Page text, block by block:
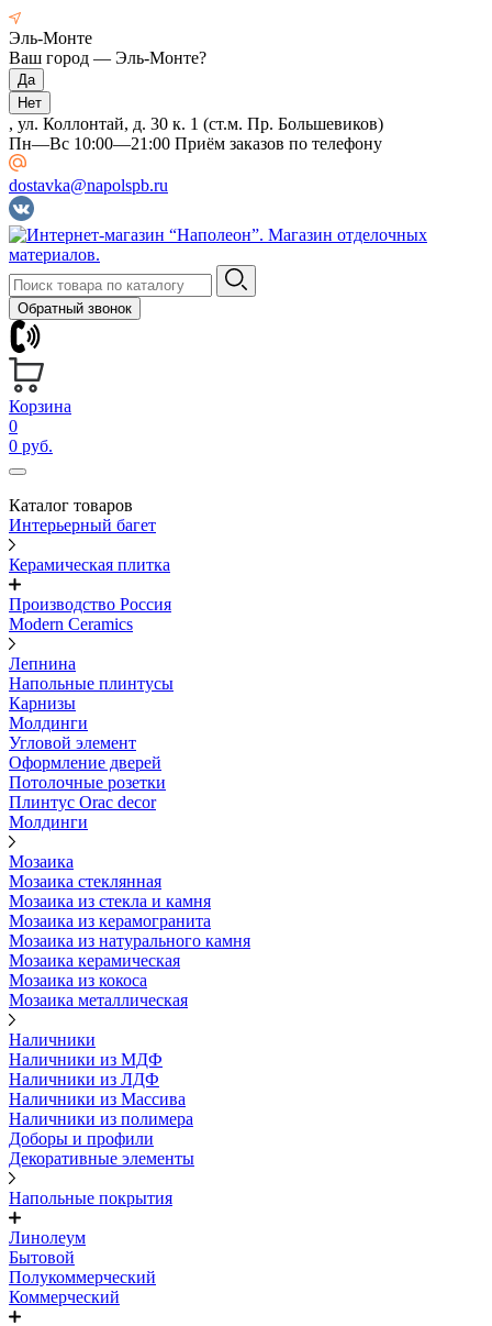
Эль-Монте
Ваш город — Эль-Монте?
, ул. Коллонтай, д. 30 к. 1 (ст.м. Пр. Большевиков)
Пн—Вс 10:00—21:00 Приём заказов по телефону
dostavka@napolspb.ru
Обратный звонок
Корзина
0
0 руб.
Каталог товаров
Интерьерный багет
Керамическая плитка
Производство Россия
Modern Ceramics
Лепнина
Напольные плинтусы
Карнизы
Молдинги
Угловой элемент
Оформление дверей
Потолочные розетки
Плинтус Orac decor
Молдинги
Мозаика
Мозаика стеклянная
Мозаика из стекла и камня
Мозаика из керамогранита
Мозаика из натурального камня
Мозаика керамическая
Мозаика из кокоса
Мозаика металлическая
Наличники
Наличники из МДФ
Наличники из ЛДФ
Наличники из Массива
Наличники из полимера
Доборы и профили
Декоративные элементы
Напольные покрытия
Линолеум
Бытовой
Полукоммерческий
Коммерческий